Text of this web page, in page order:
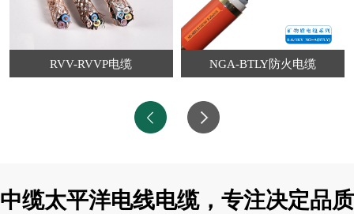
RVV-RVVP电缆 NGA-BTLY防火电缆
中缆太平洋电线电缆，专注决定品质